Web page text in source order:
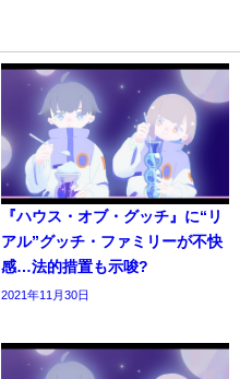
『ハウス・オブ・グッチ』に“リ
アル”グッチ・ファミリーが不快
感…法的措置も示唆?
2021年11月30日